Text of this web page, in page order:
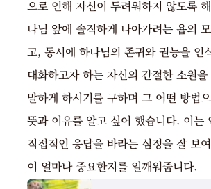
으로 인해 자신이 두려워하지 않도록
나님 앞에 솔직하게 나아가려는 욥의
고, 동시에 하나님의 존귀와 권능을
대화하고자 하는 자신의 간절한 소원
말하게 하시기를 구하며 그 어떤 방법
뜻과 이유를 알고 싶어 했습니다. 이는
직접적인 응답을 바라는 심정을 잘 보
이 얼마나 중요한지를 일깨워줍니다.